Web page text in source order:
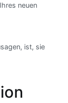
neuen
ist, sie